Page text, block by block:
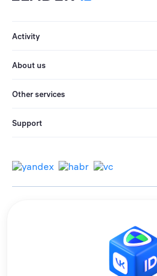
Activity
About us
Other services
Support
Personal data processing policy
We use cookies to improve services for you.